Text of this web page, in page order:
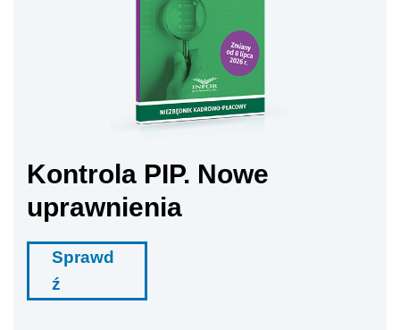
Kontrola PIP. Nowe
uprawnienia
Sprawd
ź